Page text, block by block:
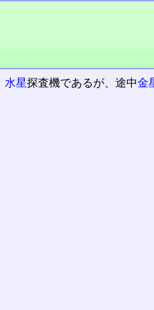
水星探査機であるが、途中金